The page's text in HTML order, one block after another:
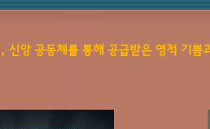
신앙 공동체를 통해 공급받은 영적 기쁨